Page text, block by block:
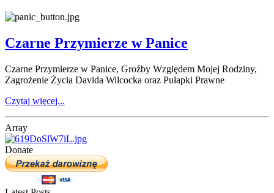
Czarne Przymierze w Panice
Czarne Przymierze w Panice, Groźby Względem Mojej Rodziny,
Zagrożenie Życia Davida Wilcocka oraz Pułapki Prawne
Czytaj więcej...
Array
Donate